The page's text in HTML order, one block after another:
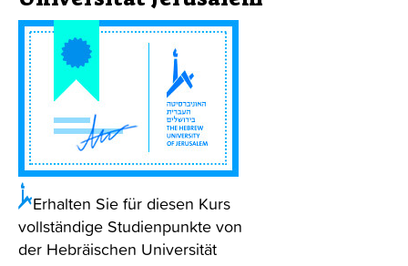
Erhalten Sie für diesen Kurs
vollständige Studienpunkte von
der Hebräischen Universität